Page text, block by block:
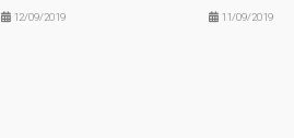
12/09/2019 11/09/2019